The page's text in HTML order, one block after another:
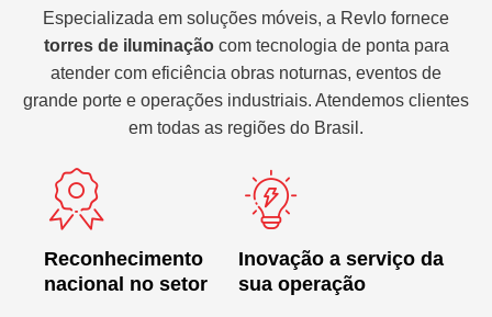
Especializada em soluções móveis, a Revlo fornece
torres de iluminaçãocom tecnologia de ponta para
atender com eficiência obras noturnas, eventos de
grande porte e operações industriais. Atendemos clientes
em todas as regiões do Brasil.
Reconhecimento
nacional no setor
Inovação a serviço da
sua operação